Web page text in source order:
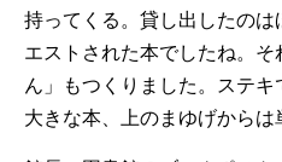
持ってくる。貸し出したの
エストされた本でしたね。
ん」もつくりました。ステ
大きな本、上のまゆげからは